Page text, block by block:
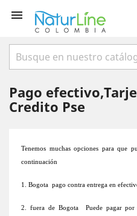

Pago
Credito Pse
Tenemos muchas opciones para que
continuación
1. Bogota pago contra entrega en
2. fuera de Bogota Puede pagar por